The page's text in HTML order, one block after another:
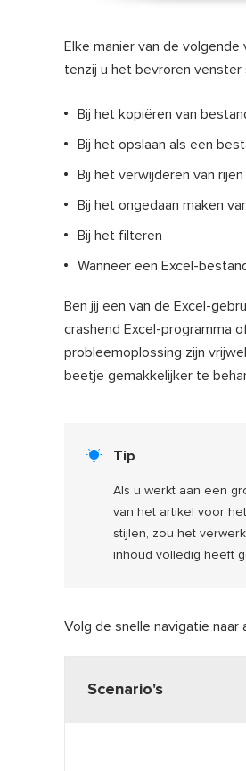
Elke manier van de
tenzij u het bevroren venster
Bij het kopiëren van
Bij het opslaan als een
Bij het verwijderen van
Bij het ongedaan maken
Bij het filteren
Wanneer een Excel-
Ben jij een van de Excel-
crashend Excel-programma
probleemoplossing zijn
beetje gemakkelijker te
 Tip
Als u werkt aan een
van het artikel voor
stijlen, zou het
inhoud volledig heeft
Volg de snelle navigatie
Scenario's